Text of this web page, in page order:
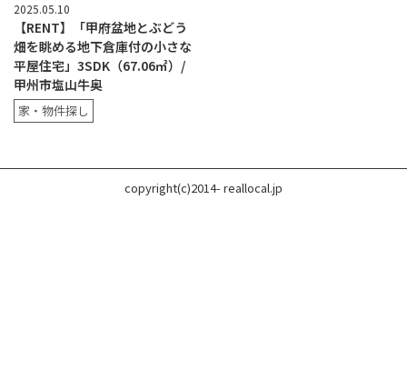
2025.05.10
【RENT】「甲府盆地とぶどう
畑を眺める地下倉庫付の小さな
平屋住宅」3SDK（67.06㎡）/
甲州市塩山牛奥
家・物件探し
copyright(c)2014- reallocal.jp